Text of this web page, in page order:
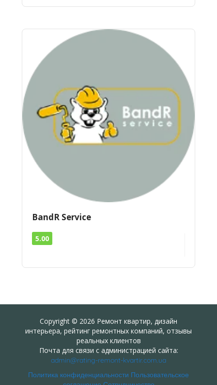
BandR Service
5.00
Copyright © 2026 Ремонт квартир, дизайн
интерьера, рейтинг ремонтных компаний, отзывы
реальных клиентов
Почта для связи с администрацией сайта:
admin@rating-remont-kvartir.com.ua
Политика конфиденциальности Пользовательское